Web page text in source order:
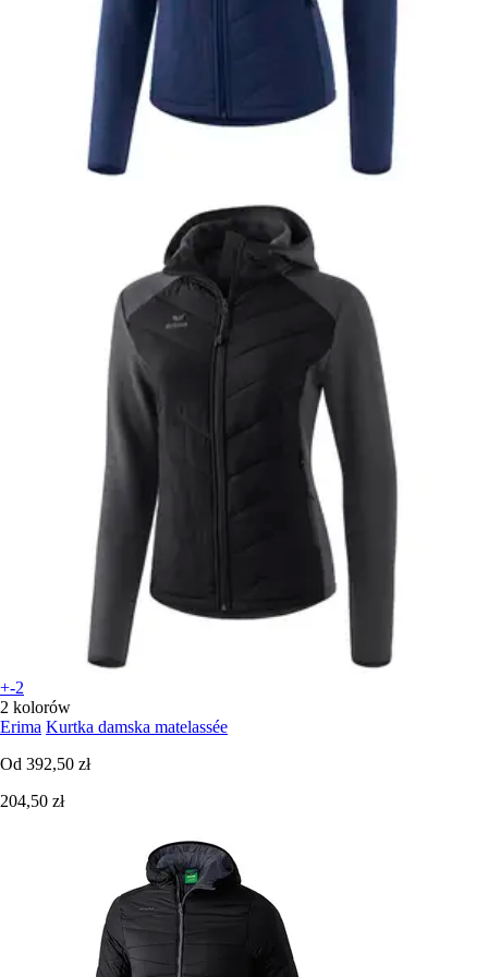
+-2
2 kolorów
Erima Kurtka damska matelassée
Od 392,50 zł
204,50 zł